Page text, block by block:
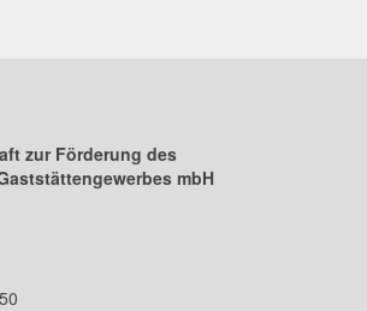
zur Förderung des
mbH